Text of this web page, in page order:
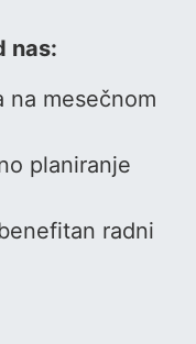
nas:
na mesečnom
planiranje
radni